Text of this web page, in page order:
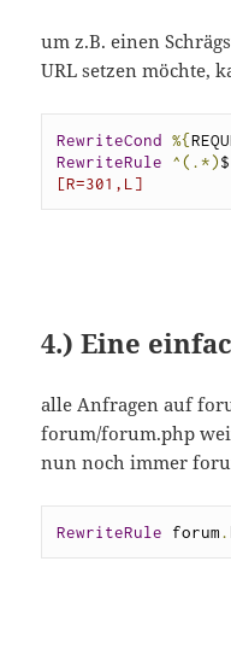
um z.B. einen
URL setzen möchte,
RewriteCond %{
RewriteRule
^(.*)
[R=301,L]
4.) Eine
alle Anfragen auf
forum/forum.php
nun noch immer
RewriteRule forum .